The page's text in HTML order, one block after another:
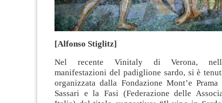
[Alfonso Stiglitz]
Nel recente Vinitaly di Verona,
manifestazioni del padiglione sardo, si è
organizzata dalla Fondazione Mont’e
Sassari e la Fasi (Federazione delle